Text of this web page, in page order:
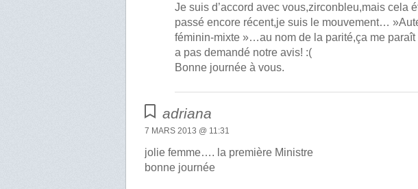
Je suis d’accord avec vous,zirconbleu,mais cela
passé encore récent,je suis le mouvement…
féminin-mixte »…au nom de la parité,ça me
a pas demandé notre avis! :(
Bonne journée à vous.
adriana
7 MARS 2013 @ 11:31
jolie femme…. la première Ministre
bonne journée